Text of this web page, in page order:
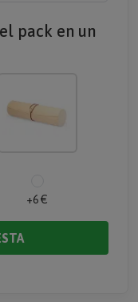
pack en un
+6 €